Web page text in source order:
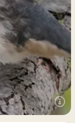
öffnen